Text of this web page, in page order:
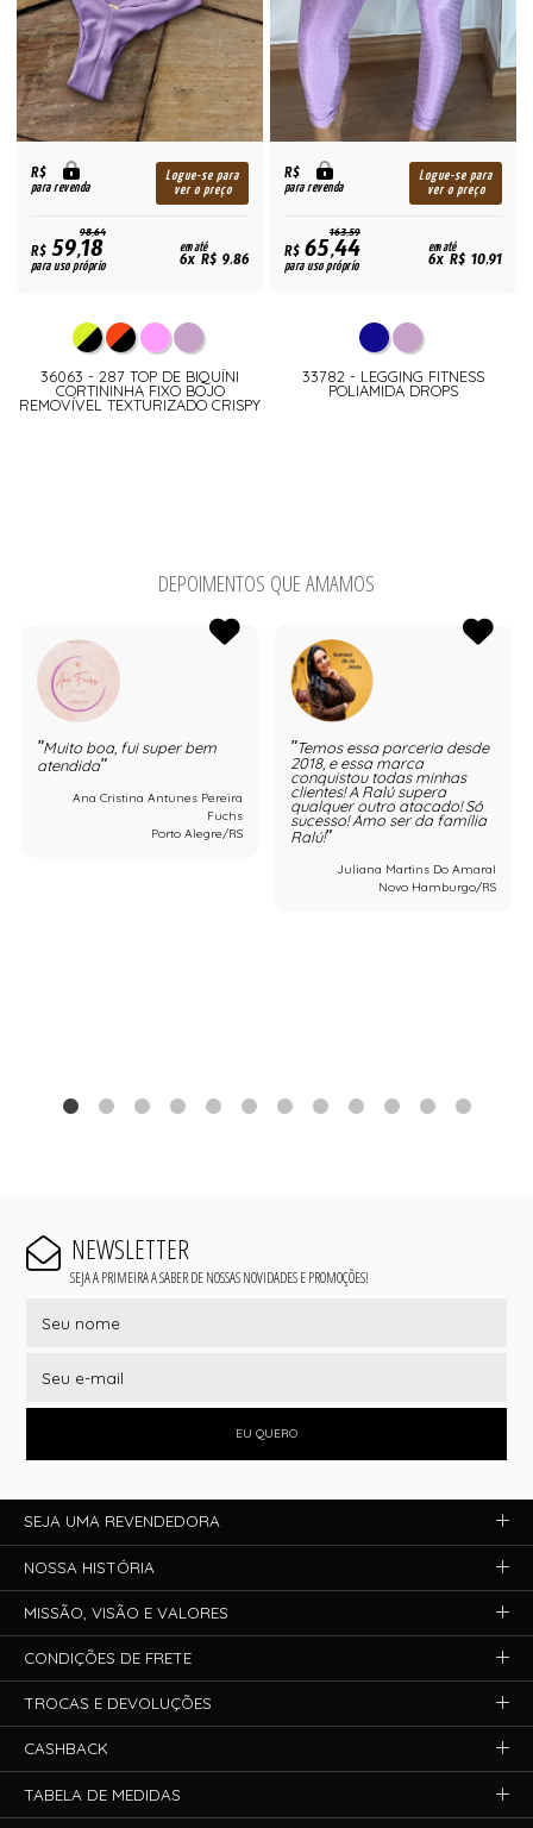
R$
para revenda
Logue-se para
ver o preço
98,64
R$59,18
para uso próprio
em até
6x R$ 9,86
36063 - 287 TOP DE BIQUÍNI
CORTININHA FIXO BOJO
REMOVÍVEL TEXTURIZADO CRISPY
R$
para revenda
Logue-se para
ver o preço
163,59
R$65,44
para uso próprio
em até
6x R$ 10,91
33782 - LEGGING FITNESS
POLIAMIDA DROPS
DEPOIMENTOS QUE AMAMOS
Muito boa, fui super bem
atendida
Ana Cristina Antunes Pereira
Fuchs
Porto Alegre/RS
Temos essa parceria desde
2018, e essa marca
conquistou todas minhas
clientes! A Ralú supera
qualquer outro atacado! Só
sucesso! Amo ser da família
Ralú!
Juliana Martins Do Amaral
Novo Hamburgo/RS
NEWSLETTER
SEJA A PRIMEIRA A SABER DE NOSSAS NOVIDADES E PROMOÇÕES!
EU QUERO
SEJA UMA REVENDEDORA
NOSSA HISTÓRIA
MISSÃO, VISÃO E VALORES
CONDIÇÕES DE FRETE
TROCAS E DEVOLUÇÕES
CASHBACK
TABELA DE MEDIDAS